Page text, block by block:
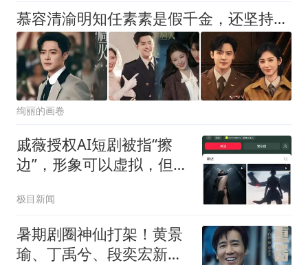
慕容清渝明知任素素是假千金，还坚持与之成婚，太让人意难平了
绚丽的画卷
戚薇授权AI短剧被指“擦
边”，形象可以虚拟，但审
极目新闻
暑期剧圈神仙打架！黄景
瑜、丁禹兮、段奕宏新剧